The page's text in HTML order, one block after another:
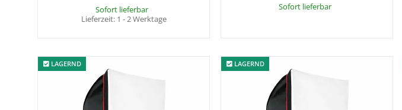
Sofort lieferbar
Lieferzeit: 1 - 2 Werktage
Sofort lieferbar
LAGERND
LAGERND LAGERND
LAGERND